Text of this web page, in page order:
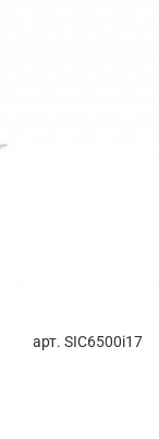
арт. SIC6500i17